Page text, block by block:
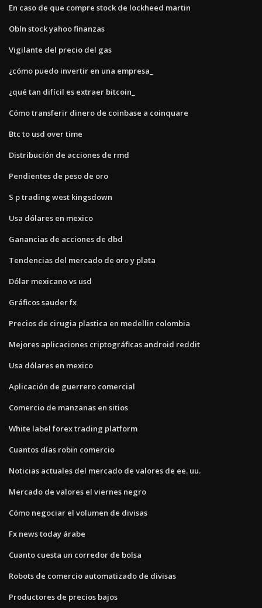
En caso de que compre stock de lockheed martin
Obln stock yahoo finanzas
Vigilante del precio del gas
¿cómo puedo invertir en una empresa_
¿qué tan difícil es extraer bitcoin_
Cómo transferir dinero de coinbase a coinquare
Btc to usd over time
Distribución de acciones de rmd
Pendientes de peso de oro
S p trading west kingsdown
Usa dólares en mexico
Ganancias de acciones de dbd
Tendencias del mercado de oro y plata
Dólar mexicano vs usd
Gráficos sauder fx
Precios de cirugia plastica en medellin colombia
Mejores aplicaciones criptográficas android reddit
Usa dólares en mexico
Aplicación de guerrero comercial
Comercio de manzanas en sitios
White label forex trading platform
Cuantos días robin comercio
Noticias actuales del mercado de valores de ee. uu.
Mercado de valores el viernes negro
Cómo negociar el volumen de divisas
Fx news today árabe
Cuanto cuesta un corredor de bolsa
Robots de comercio automatizado de divisas
Productores de precios bajos